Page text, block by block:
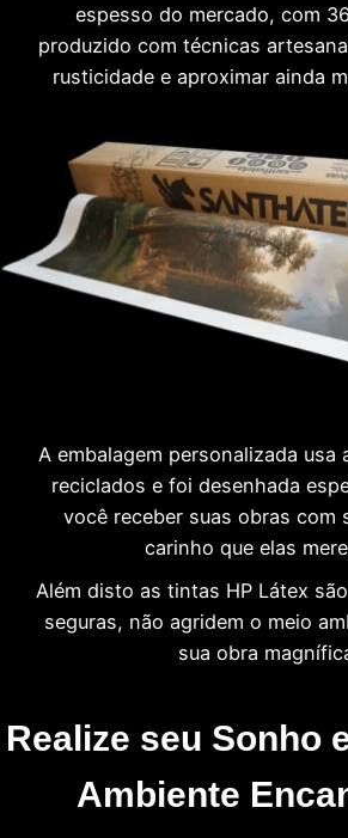
espesso do mercado, com
produzido com técnicas
rusticidade e aproximar ainda
A embalagem personalizada usa
reciclados e foi desenhada
você receber suas obras com
carinho que elas
Além disto as tintas HP Látex
seguras, não agridem o meio
sua obra
Realize seu Sonho
Ambiente